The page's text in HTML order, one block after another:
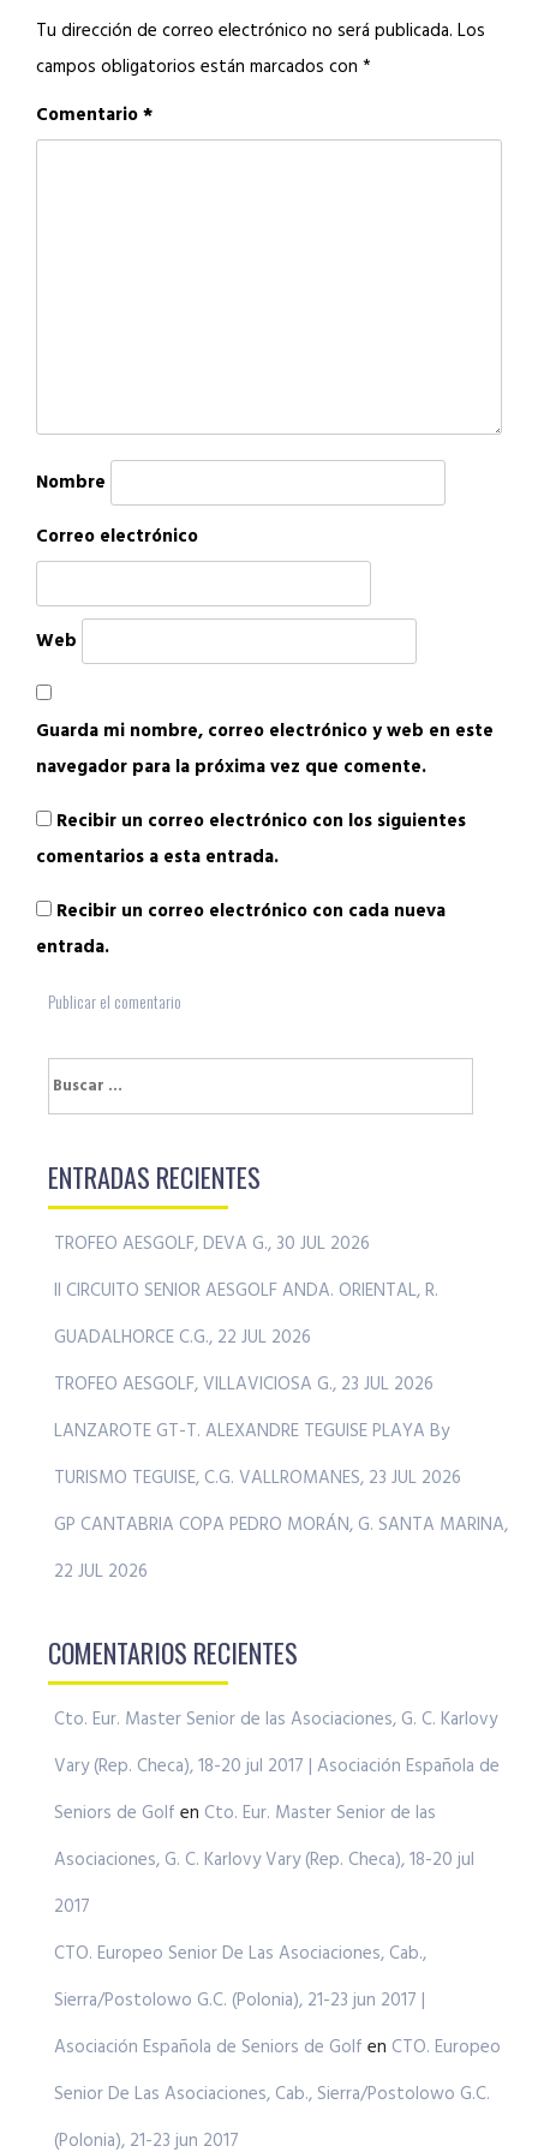
Tu dirección de correo electrónico no será publicada. Los
campos obligatorios están marcados con *
Comentario*
Nombre
Correo electrónico
Web
Guarda mi nombre, correo electrónico y web en este
navegador para la próxima vez que comente.
Recibir un correo electrónico con los siguientes
comentarios a esta entrada.
Recibir un correo electrónico con cada nueva
entrada.
Buscar:
ENTRADAS RECIENTES
TROFEO AESGOLF, DEVA G., 30 JUL 2026
II CIRCUITO SENIOR AESGOLF ANDA. ORIENTAL, R.
GUADALHORCE C.G., 22 JUL 2026
TROFEO AESGOLF, VILLAVICIOSA G., 23 JUL 2026
LANZAROTE GT-T. ALEXANDRE TEGUISE PLAYA By
TURISMO TEGUISE, C.G. VALLROMANES, 23 JUL 2026
GP CANTABRIA COPA PEDRO MORÁN, G. SANTA MARINA,
22 JUL 2026
COMENTARIOS RECIENTES
Cto. Eur. Master Senior de las Asociaciones, G. C. Karlovy
Vary (Rep. Checa), 18-20 jul 2017 | Asociación Española de
Seniors de Golf en Cto. Eur. Master Senior de las
Asociaciones, G. C. Karlovy Vary (Rep. Checa), 18-20 jul
2017
CTO. Europeo Senior De Las Asociaciones, Cab.,
Sierra/Postolowo G.C. (Polonia), 21-23 jun 2017 |
Asociación Española de Seniors de Golf en CTO. Europeo
Senior De Las Asociaciones, Cab., Sierra/Postolowo G.C.
(Polonia), 21-23 jun 2017